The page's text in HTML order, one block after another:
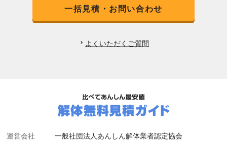
一括見積・お問い合わせ
よくいただくご質問
運営会社
一般社団法人あんしん解体業者認定協会